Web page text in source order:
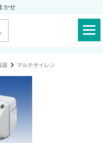
かせ
器 マルチサイレン